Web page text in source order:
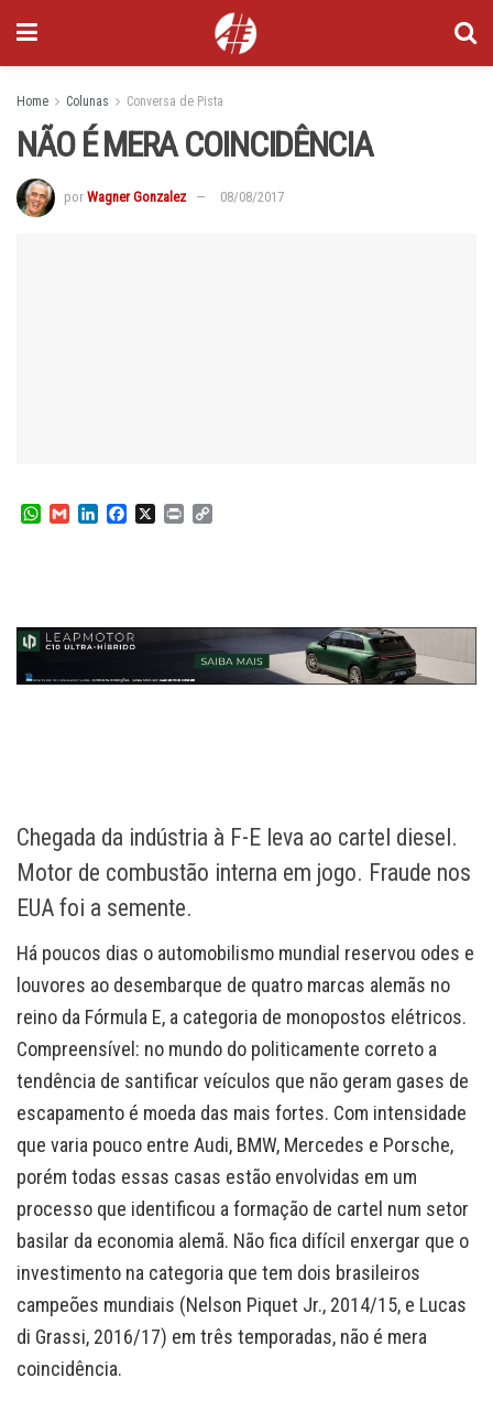
Home Colunas Conversa de Pista
NÃO É MERA COINCIDÊNCIA
por Wagner Gonzalez 08/08/2017
W
p
p
I
n
o
k
n
k
Chegada da indústria à F-E leva ao cartel diesel.
Motor de combustão interna em jogo. Fraude nos
EUA foi a semente.
Há poucos dias o automobilismo mundial reservou odes e
louvores ao desembarque de quatro marcas alemãs no
reino da Fórmula E, a categoria de monopostos elétricos.
Compreensível: no mundo do politicamente correto a
tendência de santificar veículos que não geram gases de
escapamento é moeda das mais fortes. Com intensidade
que varia pouco entre Audi, BMW, Mercedes e Porsche,
porém todas essas casas estão envolvidas em um
processo que identificou a formação de cartel num setor
basilar da economia alemã. Não fica difícil enxergar que o
investimento na categoria que tem dois brasileiros
campeões mundiais (Nelson Piquet Jr., 2014/15, e Lucas
di Grassi, 2016/17) em três temporadas, não é mera
coincidência.